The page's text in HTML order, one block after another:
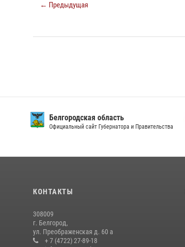
← Предыдущая
Белгородская область
Официальный сайт Губернатора и Правительства
КОНТАКТЫ
308009
г. Белгород,
ул. Преображенская д. 60 а
+ 7 (4722) 27-89-18